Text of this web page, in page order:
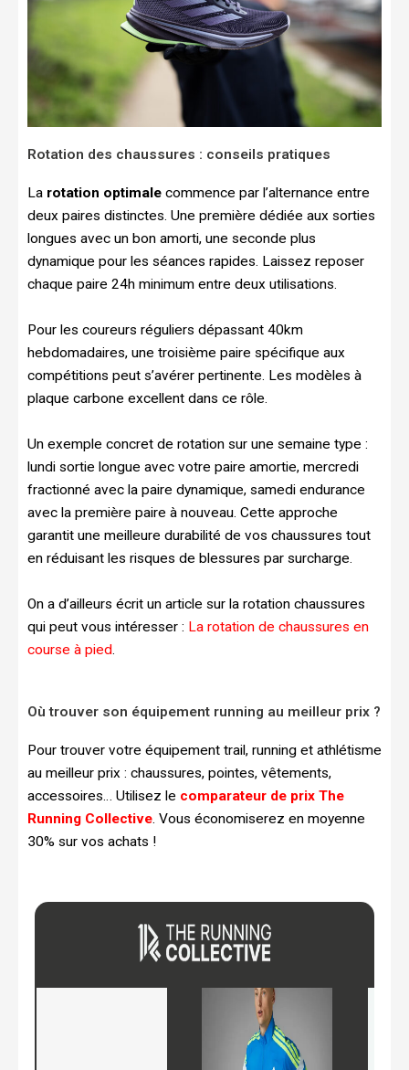
Rotation des chaussures : conseils pratiques
La rotation optimale commence par l’alternance entre
deux paires distinctes. Une première dédiée aux sorties
longues avec un bon amorti, une seconde plus
dynamique pour les séances rapides. Laissez reposer
chaque paire 24h minimum entre deux utilisations.
Pour les coureurs réguliers dépassant 40km
hebdomadaires, une troisième paire spécifique aux
compétitions peut s’avérer pertinente. Les modèles à
plaque carbone excellent dans ce rôle.
Un exemple concret de rotation sur une semaine type :
lundi sortie longue avec votre paire amortie, mercredi
fractionné avec la paire dynamique, samedi endurance
avec la première paire à nouveau. Cette approche
garantit une meilleure durabilité de vos chaussures tout
en réduisant les risques de blessures par surcharge.
On a d’ailleurs écrit un article sur la rotation chaussures
qui peut vous intéresser : La rotation de chaussures en
course à pied.
Où trouver son équipement running au meilleur prix ?
Pour trouver votre équipement trail, running et athlétisme
au meilleur prix : chaussures, pointes, vêtements,
accessoires… Utilisez le comparateur de prix The
Running Collective. Vous économiserez en moyenne
30% sur vos achats !